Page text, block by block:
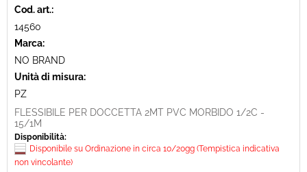
Cod. art.:
14560
Marca:
NO BRAND
Unità di misura:
PZ
FLESSIBILE PER DOCCETTA 2MT PVC MORBIDO 1/2C -
15/1M
Disponibilità:
Disponibile su Ordinazione in circa 10/20gg (Tempistica indicativa
non vincolante)